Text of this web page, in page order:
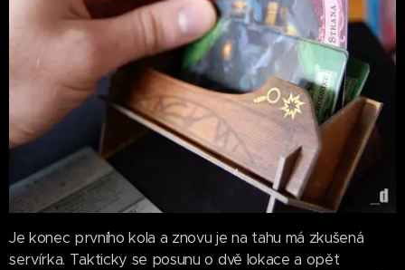
Je konec prvního kola a znovu je na tahu má zkušená
servírka. Takticky se posunu o dvě lokace a opět